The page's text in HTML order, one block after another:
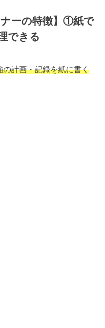
ナーの特徴】①紙で
できる
の計画・記録を紙に書く